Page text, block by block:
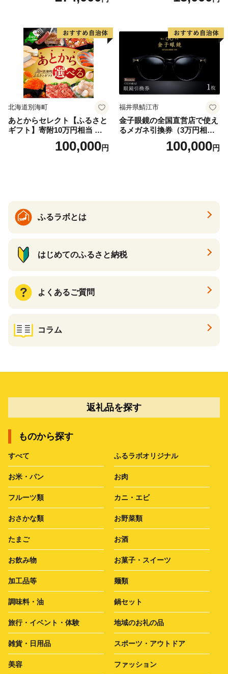
北海道別海町
あとからセレクト【ふるさと
ギフト】寄附10万円相当 あ
とから選べる！ ギフト いく
ら ほたて 海鮮 牛肉 別海町
ギフト ふるさと納税 ）
100,000円
福井県鯖江市
金子眼鏡の全国直営店で使え
るメガネ引換券（3万円相
100,000円
ふるラボとは
はじめてのふるさと納税
よくあるご質問
コラム
返礼品を探す
ものから探す
すべて ふるラボオリジナル
お米・パン お肉
フルーツ類 カニ・エビ
おさかな類 お野菜類
たまご お酒
お飲み物 お菓子・スイーツ
加工品等 麺類
調味料・油 鍋セット
旅行・イベント・体験 地域のお礼の品
雑貨・日用品 スポーツ・アウトドア
美容 ファッション